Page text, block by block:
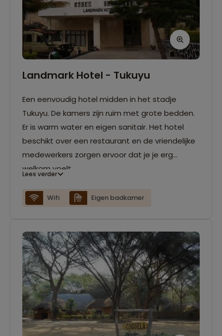
Landmark Hotel - Tukuyu
Een eenvoudig hotel midden in het stadje
Tukuyu. De kamers zijn ruim met grote bedden.
Er is warm water en eigen sanitair. Het hotel
beschikt over een restaurant en de vriendelijke
medewerkers zorgen ervoor dat je je erg
welkom voelt.
Lees verder
Wifi Eigen badkamer